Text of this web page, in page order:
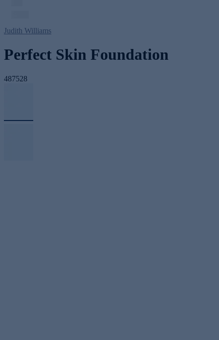
Judith Williams
Perfect Skin Foundation
487528